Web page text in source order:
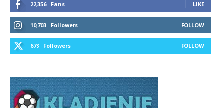
22,356 Fans LIKE
10,703 Followers FOLLOW
678 Followers FOLLOW